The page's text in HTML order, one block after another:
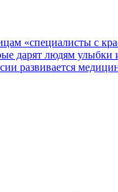
«специалисты с
дарят людям улыбки
развивается